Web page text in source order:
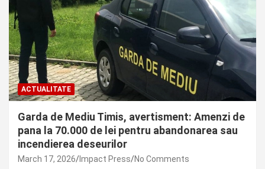
ACTUALITATE
Garda de Mediu Timis, avertisment: Amenzi de
pana la 70.000 de lei pentru abandonarea sau
incendierea deseurilor
March 17, 2026 Impact Press No Comments